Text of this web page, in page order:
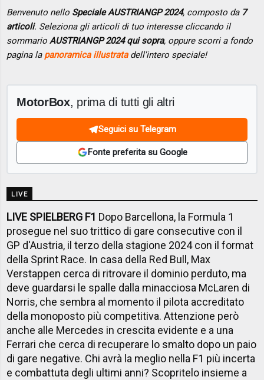
Benvenuto nello Speciale AUSTRIANGP 2024, composto da 7
articoli. Seleziona gli articoli di tuo interesse cliccando il
sommarioAUSTRIANGP 2024 qui sopra, oppure scorri a fondo
pagina la panoramica illustratadell'intero speciale!
MotorBox, prima di tutti gli altri
Seguici su Telegram
Fonte preferita su Google
LIVE
LIVE SPIELBERG F1 Dopo Barcellona, la Formula 1
prosegue nel suo trittico di gare consecutive con il
GP d'Austria, il terzo della stagione 2024 con il format
della Sprint Race. In casa della Red Bull, Max
Verstappen cerca di ritrovare il dominio perduto, ma
deve guardarsi le spalle dalla minacciosa McLaren di
Norris, che sembra al momento il pilota accreditato
della monoposto più competitiva. Attenzione però
anche alle Mercedes in crescita evidente e a una
Ferrari che cerca di recuperare lo smalto dopo un paio
di gare negative. Chi avrà la meglio nella F1 più incerta
e combattuta degli ultimi anni? Scopritelo insieme a